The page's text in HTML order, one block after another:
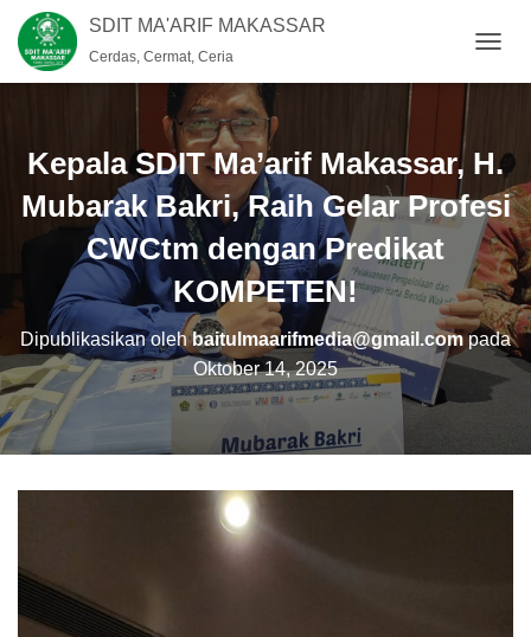
SDIT MA'ARIF MAKASSAR
Cerdas, Cermat, Ceria
O
L
E
N
A
V
I
G
A
S
Kepala SDIT Ma’arif Makassar, H.
Mubarak Bakri, Raih Gelar Profesi
CWCtm dengan Predikat
KOMPETEN!
Dipublikasikan olehbaitulmaarifmedia@gmail.compada
Oktober 14, 2025